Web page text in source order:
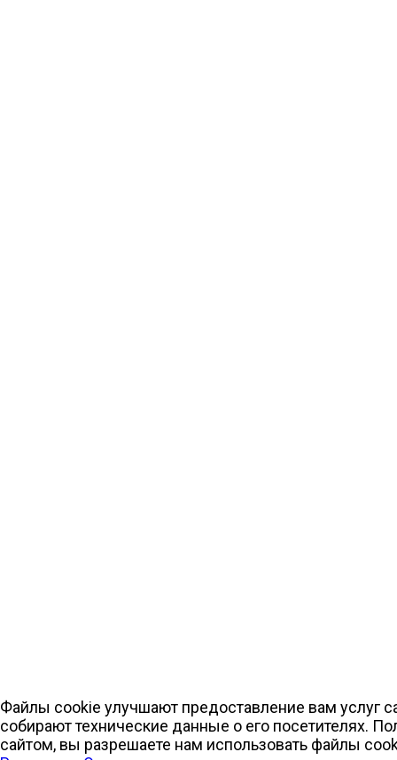
Файлы cookie улучшают предоставление вам услуг
собирают технические данные о его посетителях.
сайтом, вы разрешаете нам использовать файлы